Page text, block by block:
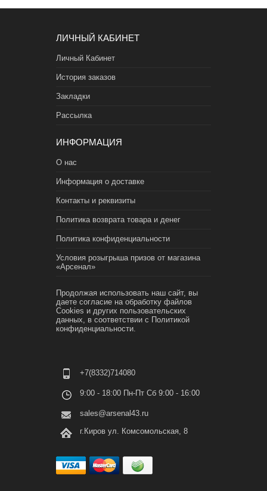
ЛИЧНЫЙ КАБИНЕТ
Личный Кабинет
История заказов
Закладки
Рассылка
ИНФОРМАЦИЯ
О нас
Информация о доставке
Контакты и реквизиты
Политика возврата товара и денег
Политика конфиденциальности
Условия розыгрыша призов от магазина
«Арсенал»
Продолжая использовать наш сайт, вы
даете согласие на обработку файлов
Cookies и других пользовательских
данных, в соответствии с Политикой
конфиденциальности.
+7(8332)714080
9:00 - 18:00 Пн-Пт Сб 9:00 - 16:00
sales@arsenal43.ru
г.Киров ул. Комсомольская, 8